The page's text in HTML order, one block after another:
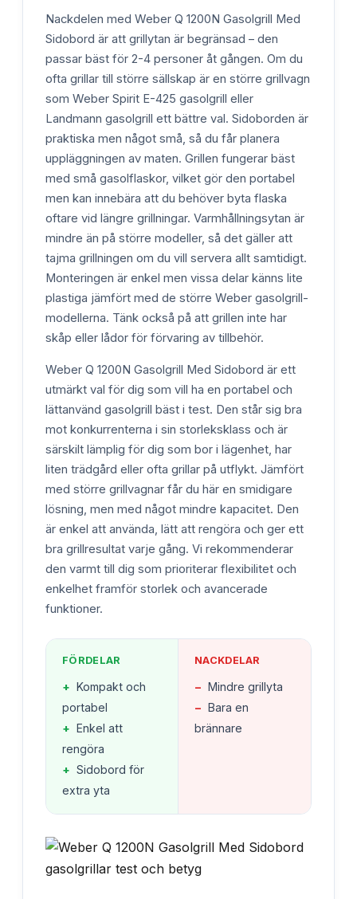
Nackdelen med Weber Q 1200N Gasolgrill Med
Sidobord är att grillytan är begränsad – den
passar bäst för 2-4 personer åt gången. Om du
ofta grillar till större sällskap är en större grillvagn
som Weber Spirit E-425 gasolgrill eller
Landmann gasolgrill ett bättre val. Sidoborden är
praktiska men något små, så du får planera
uppläggningen av maten. Grillen fungerar bäst
med små gasolflaskor, vilket gör den portabel
men kan innebära att du behöver byta flaska
oftare vid längre grillningar. Varmhållningsytan är
mindre än på större modeller, så det gäller att
tajma grillningen om du vill servera allt samtidigt.
Monteringen är enkel men vissa delar känns lite
plastiga jämfört med de större Weber gasolgrill-
modellerna. Tänk också på att grillen inte har
skåp eller lådor för förvaring av tillbehör.
Weber Q 1200N Gasolgrill Med Sidobord är ett
utmärkt val för dig som vill ha en portabel och
lättanvänd gasolgrill bäst i test. Den står sig bra
mot konkurrenterna i sin storleksklass och är
särskilt lämplig för dig som bor i lägenhet, har
liten trädgård eller ofta grillar på utflykt. Jämfört
med större grillvagnar får du här en smidigare
lösning, men med något mindre kapacitet. Den
är enkel att använda, lätt att rengöra och ger ett
bra grillresultat varje gång. Vi rekommenderar
den varmt till dig som prioriterar flexibilitet och
enkelhet framför storlek och avancerade
funktioner.
FÖRDELAR
+ Kompakt och
portabel
+ Enkel att
rengöra
+ Sidobord för
extra yta
NACKDELAR
− Mindre grillyta
− Bara en
brännare